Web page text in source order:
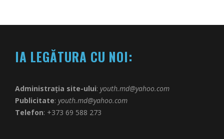
IA LEGĂTURA CU NOI:
Administrația site-ului: youth.md@yahoo.com
Publicitate: youth.md@yahoo.com
Telefon: +373 69 588 273